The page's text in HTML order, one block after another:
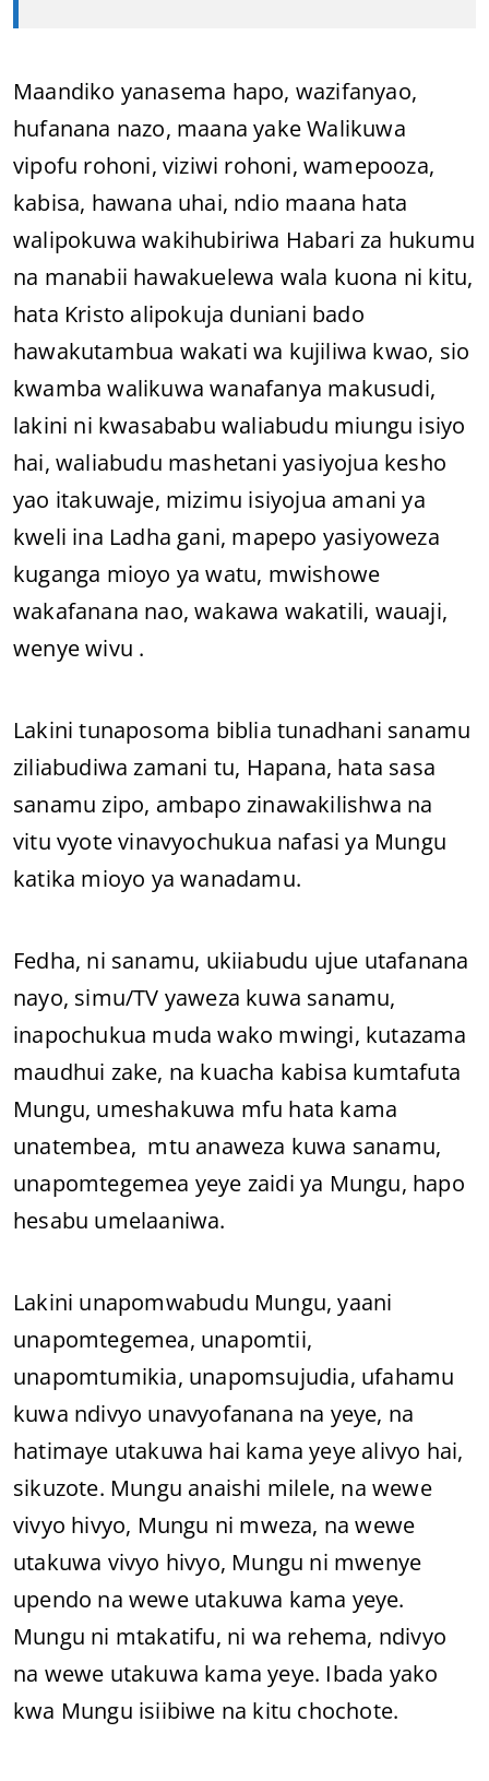
Maandiko yanasema hapo, wazifanyao,
hufanana nazo, maana yake Walikuwa
vipofu rohoni, viziwi rohoni, wamepooza,
kabisa, hawana uhai, ndio maana hata
walipokuwa wakihubiriwa Habari za hukumu
na manabii hawakuelewa wala kuona ni kitu,
hata Kristo alipokuja duniani bado
hawakutambua wakati wa kujiliwa kwao, sio
kwamba walikuwa wanafanya makusudi,
lakini ni kwasababu waliabudu miungu isiyo
hai, waliabudu mashetani yasiyojua kesho
yao itakuwaje, mizimu isiyojua amani ya
kweli ina Ladha gani, mapepo yasiyoweza
kuganga mioyo ya watu, mwishowe
wakafanana nao, wakawa wakatili, wauaji,
wenye wivu .
Lakini tunaposoma biblia tunadhani sanamu
ziliabudiwa zamani tu, Hapana, hata sasa
sanamu zipo, ambapo zinawakilishwa na
vitu vyote vinavyochukua nafasi ya Mungu
katika mioyo ya wanadamu.
Fedha, ni sanamu, ukiiabudu ujue utafanana
nayo, simu/TV yaweza kuwa sanamu,
inapochukua muda wako mwingi, kutazama
maudhui zake, na kuacha kabisa kumtafuta
Mungu, umeshakuwa mfu hata kama
unatembea, mtu anaweza kuwa sanamu,
unapomtegemea yeye zaidi ya Mungu, hapo
hesabu umelaaniwa.
Lakini unapomwabudu Mungu, yaani
unapomtegemea, unapomtii,
unapomtumikia, unapomsujudia, ufahamu
kuwa ndivyo unavyofanana na yeye, na
hatimaye utakuwa hai kama yeye alivyo hai,
sikuzote. Mungu anaishi milele, na wewe
vivyo hivyo, Mungu ni mweza, na wewe
utakuwa vivyo hivyo, Mungu ni mwenye
upendo na wewe utakuwa kama yeye.
Mungu ni mtakatifu, ni wa rehema, ndivyo
na wewe utakuwa kama yeye. Ibada yako
kwa Mungu isiibiwe na kitu chochote.